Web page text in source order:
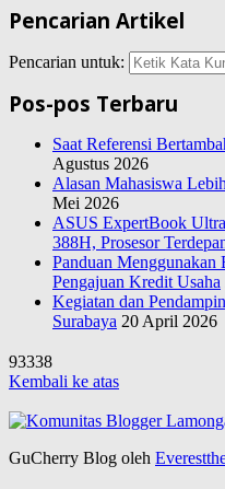
Pencarian Artikel
Pencarian untuk:
Pos-pos Terbaru
Saat Referensi
Agustus 2026
Alasan Mahasiswa
Mei 2026
ASUS ExpertBook
388H, Prosesor
Panduan
Pengajuan Kredit Usaha
Kegiatan dan
Surabaya 20 April 2026
93338
Kembali ke atas
GuCherry Blog oleh